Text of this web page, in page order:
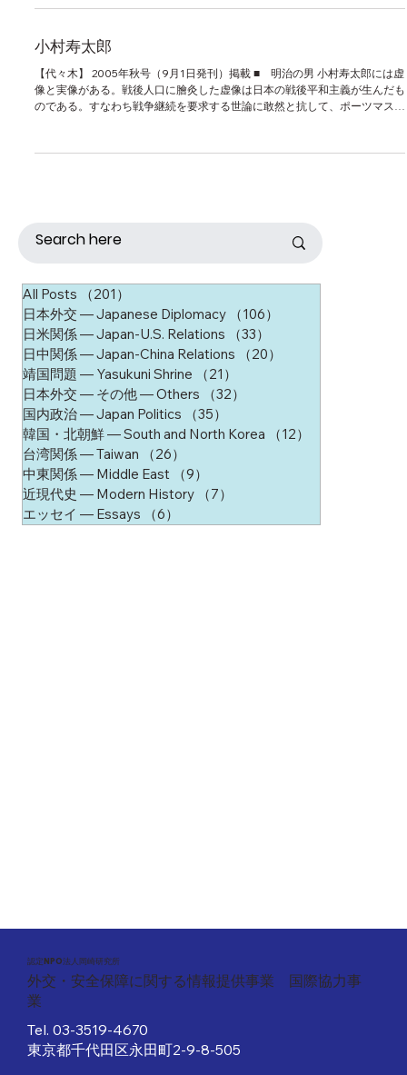
小村寿太郎
【代々木】 2005年秋号（9月1日発刊）掲載 ■ 明治の男 小村寿太郎には虚
像と実像がある。戦後人口に膾灸した虚像は日本の戦後平和主義が生んだも
のである。すなわち戦争継続を要求する世論に敢然と抗して、ポーツマス条
All Posts （201）
日本外交 ― Japanese Diplomacy
（106）
日米関係 ― Japan-U.S. Relations
（33）
日中関係 ― Japan-China Relations
（20）
靖国問題 ― Yasukuni Shrine
（21）
日本外交 ― その他 ― Others
（32）
国内政治 ― Japan Politics
（35）
韓国・北朝鮮 ― South and North Korea
（12）
台湾関係 ― Taiwan
（26）
中東関係 ― Middle East
（9）
近現代史 ― Modern History
（7）
エッセイ ― Essays
（6）
​認定NPO法人岡崎研究所
外交・安全保障に関する情報提供事業 国際協力事
業
Tel. 03-3519-4670
東京都千代田区永田町2-9-8-505